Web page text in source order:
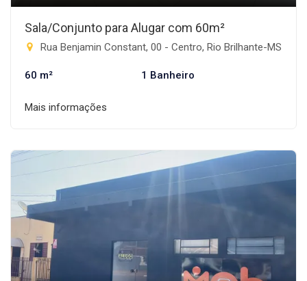
Sala/Conjunto para Alugar com 60m²
Rua Benjamin Constant, 00 - Centro, Rio Brilhante-MS
60 m² 1 Banheiro
Mais informações